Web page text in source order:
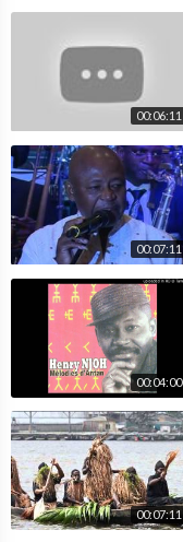
00:06:11
00:07:11
00:04:00
00:07:11